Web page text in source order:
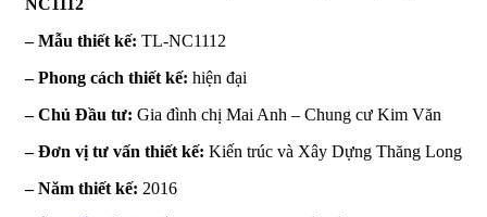
NC1112
– Mẫu thiết kế: TL-NC1112
– Phong cách thiết kế: hiện đại
– Chủ Đầu tư: Gia đình chị Mai Anh – Chung cư Kim Văn
– Đơn vị tư vấn thiết kế: Kiến trúc và Xây Dựng Thăng Long
– Năm thiết kế: 2016